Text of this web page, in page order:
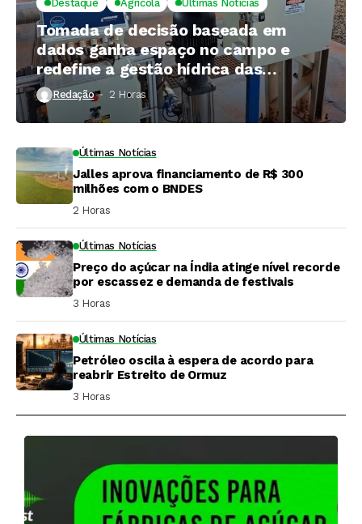
Destaque Agrícola Últimas Notícias
Tomada de decisão baseada em
dados ganha espaço no campo e
redefine a gestão hídrica das
propriedades rurais
Redação 2 Horas ⁮
Últimas Notícias
Jalles aprova financiamento de R$ 300
milhões com o BNDES
2 Horas ⁮
Últimas Notícias
Preço do açúcar na Índia atinge nível recorde
por escassez e demanda de festivais
3 Horas ⁮
Últimas Notícias
Petróleo oscila à espera de acordo para
reabrir Estreito de Ormuz
3 Horas ⁮